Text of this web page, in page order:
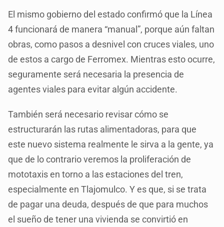
El mismo gobierno del estado confirmó que la Línea
4 funcionará de manera “manual”, porque aún faltan
obras, como pasos a desnivel con cruces viales, uno
de estos a cargo de Ferromex. Mientras esto ocurre,
seguramente será necesaria la presencia de
agentes viales para evitar algún accidente.
También será necesario revisar cómo se
estructurarán las rutas alimentadoras, para que
este nuevo sistema realmente le sirva a la gente, ya
que de lo contrario veremos la proliferación de
mototaxis en torno a las estaciones del tren,
especialmente en Tlajomulco. Y es que, si se trata
de pagar una deuda, después de que para muchos
el sueño de tener una vivienda se convirtió en